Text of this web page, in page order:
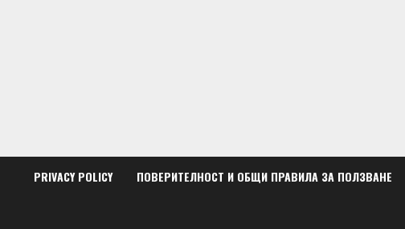
PRIVACY POLICY ПОВЕРИТЕЛНОСТ И ОБЩИ ПРАВИЛА ЗА ПОЛЗВАНЕ